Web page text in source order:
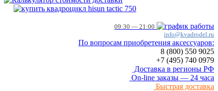
09:30 — 21:00
info@kvadrodel.ru
По вопросам приобретения аксессуаров:
8 (800) 550 9025
+7 (495) 740 0979
Доставка в регионы РФ
On-line заказы — 24 часа
Быстрая доставка